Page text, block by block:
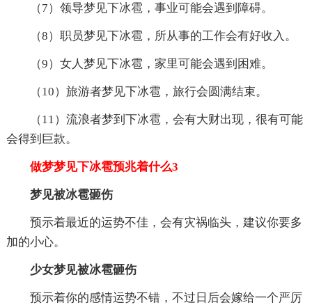
（7）领导梦见下冰雹，事业可能会遇到障碍。
（8）职员梦见下冰雹，所从事的工作会有好收入。
（9）女人梦见下冰雹，家里可能会遇到困难。
（10）旅游者梦见下冰雹，旅行会圆满结束。
（11）流浪者梦到下冰雹，会有大财出现，很有可能
会得到巨款。
做梦梦见下冰雹预兆着什么3
梦见被冰雹砸伤
预示着最近的运势不佳，会有灾祸临头，建议你要多
加的小心。
少女梦见被冰雹砸伤
预示着你的感情运势不错，不过日后会嫁给一个严厉